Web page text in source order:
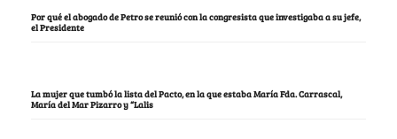
Por qué el abogado de Petro se reunió con la congresista que investigaba a su jefe,
el Presidente
La mujer que tumbó la lista del Pacto, en la que estaba María Fda. Carrascal,
María del Mar Pizarro y “Lalis